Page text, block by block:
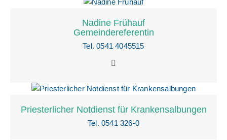
Nadine Frühauf
Gemeindereferentin
Tel. 0541 4045515
Priesterlicher Notdienst für Krankensalbungen
Tel. 0541 326-0